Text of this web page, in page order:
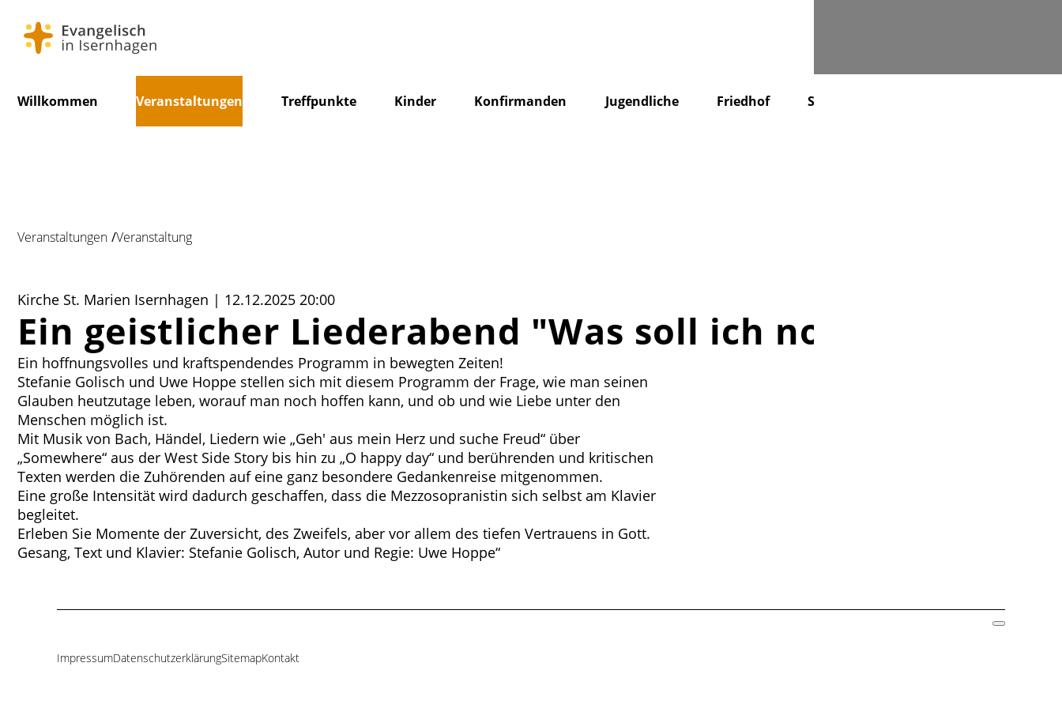
überspringen
Willkommen Veranstaltungen Treffpunkte Kinder Konfirmanden Jugendliche Friedhof Stiftung
Veranstaltungen Veranstaltung
Kirche St. Marien Isernhagen | 12.12.2025 20:00
Ein geistlicher Liederabend "Was soll ich noch glauben"
Ein hoffnungsvolles und kraftspendendes Programm in bewegten Zeiten!
Stefanie Golisch und Uwe Hoppe stellen sich mit diesem Programm der Frage, wie man seinen
Glauben heutzutage leben, worauf man noch hoffen kann, und ob und wie Liebe unter den
Menschen möglich ist.
Mit Musik von Bach, Händel, Liedern wie „Geh' aus mein Herz und suche Freud“ über
„Somewhere“ aus der West Side Story bis hin zu „O happy day“ und berührenden und kritischen
Texten werden die Zuhörenden auf eine ganz besondere Gedankenreise mitgenommen.
Eine große Intensität wird dadurch geschaffen, dass die Mezzosopranistin sich selbst am Klavier
begleitet.
Erleben Sie Momente der Zuversicht, des Zweifels, aber vor allem des tiefen Vertrauens in Gott.
Gesang, Text und Klavier: Stefanie Golisch, Autor und Regie: Uwe Hoppe“
Navigation
ImpressumDatenschutzerklärungSitemapKontakt